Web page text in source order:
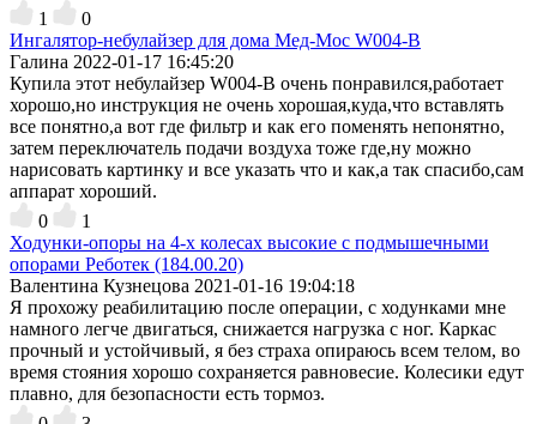
1
0
Ингалятор-небулайзер для дома Мед-Мос W004-B
Галина 2022-01-17 16:45:20
Купила этот небулайзер W004-B очень понравился,работает
хорошо,но инструкция не очень хорошая,куда,что вставлять
все понятно,а вот где фильтр и как его поменять непонятно,
затем переключатель подачи воздуха тоже где,ну можно
нарисовать картинку и все указать что и как,а так спасибо,сам
аппарат хороший.
0
1
Ходунки-опоры на 4-х колесах высокие с подмышечными
опорами Реботек (184.00.20)
Валентина Кузнецова 2021-01-16 19:04:18
Я прохожу реабилитацию после операции, с ходунками мне
намного легче двигаться, снижается нагрузка с ног. Каркас
прочный и устойчивый, я без страха опираюсь всем телом, во
время стояния хорошо сохраняется равновесие. Колесики едут
плавно, для безопасности есть тормоз.